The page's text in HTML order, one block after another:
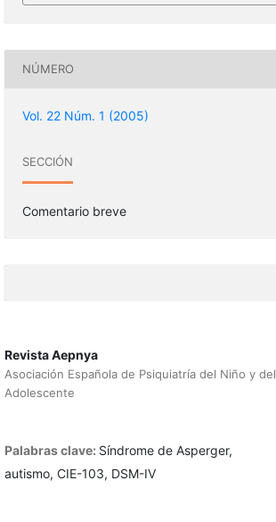
NÚMERO
Vol. 22 Núm. 1 (2005)
SECCIÓN
Comentario breve
Revista Aepnya
Asociación Española de Psiquiatría del Niño y del
Adolescente
Palabras clave: Síndrome de Asperger,
autismo, CIE-103, DSM-IV